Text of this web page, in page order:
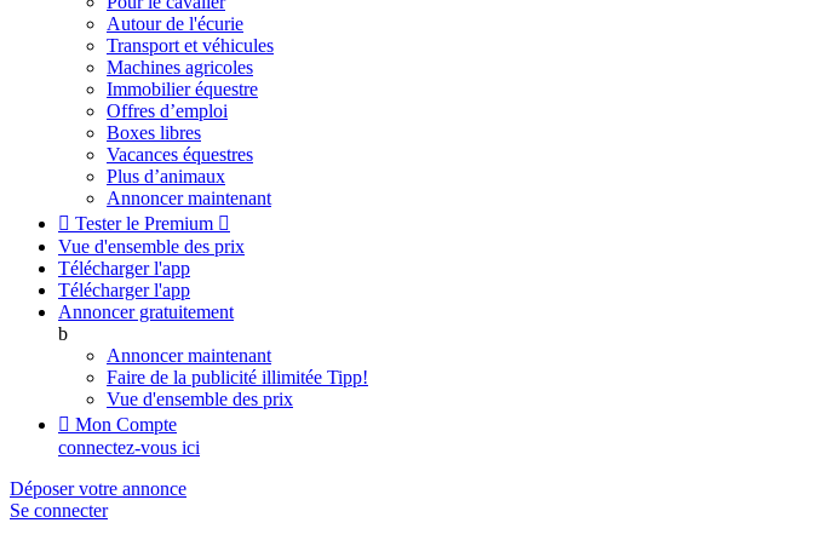
Autour de l'écurie
Transport et véhicules
Machines agricoles
Immobilier équestre
Offres d’emploi
Boxes libres
Vacances équestres
Plus d’animaux
Annoncer maintenant
 Tester le Premium 
Vue d'ensemble des prix
Télécharger l'app
Télécharger l'app
Annoncer gratuitement
b
Annoncer maintenant
Faire de la publicité illimitée Tipp!
Vue d'ensemble des prix
 Mon Compte
connectez-vous ici
Déposer votre annonce
Se connecter